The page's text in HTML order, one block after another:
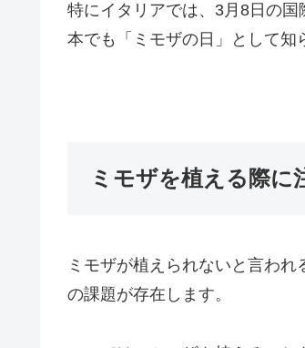
特にイタリアでは、3月8日の
本でも「ミモザの日」として知
ミモザを植える際に
ミモザが植えられないと言わ
の課題が存在します。